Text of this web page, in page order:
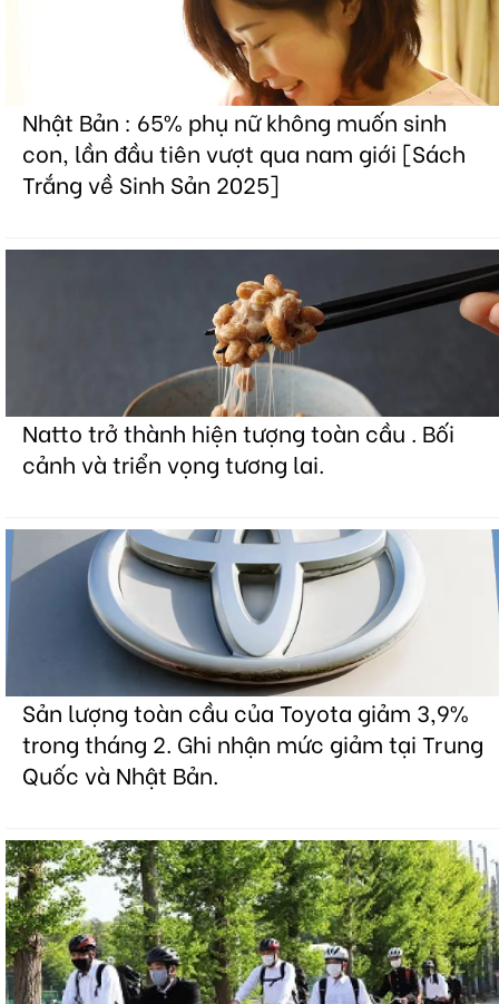
Nhật Bản : 65% phụ nữ không muốn sinh
con, lần đầu tiên vượt qua nam giới [Sách
Trắng về Sinh Sản 2025]
Natto trở thành hiện tượng toàn cầu . Bối
cảnh và triển vọng tương lai.
Sản lượng toàn cầu của Toyota giảm 3,9%
trong tháng 2. Ghi nhận mức giảm tại Trung
Quốc và Nhật Bản.